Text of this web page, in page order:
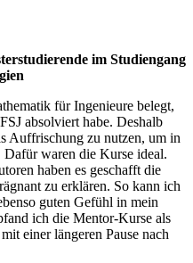
im Studiengang
für Ingenieure belegt,
absolviert habe. Deshalb
Auffrischung zu nutzen, um in
waren die Kurse ideal.
haben es geschafft die
zu erklären. So kann ich
guten Gefühl in mein
ich die Mentor-Kurse als
einer längeren Pause nach